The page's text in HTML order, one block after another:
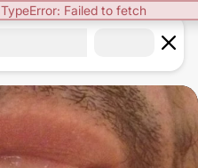
TypeError: Failed to fetch